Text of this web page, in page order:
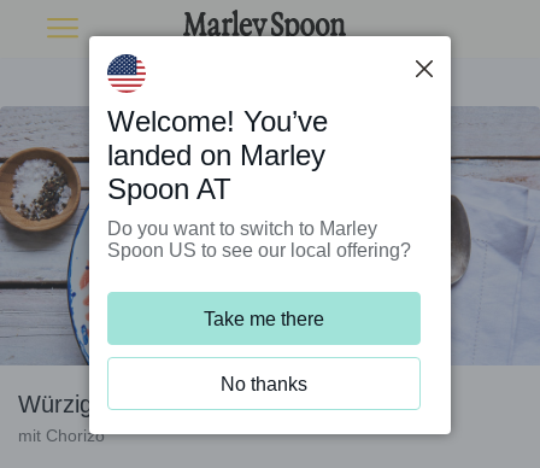
Würziger Linseneintopf
mit Chorizo
Welcome! You’ve
landed on Marley
Spoon AT
Do you want to switch to Marley
Spoon US to see our local offering?
Take me there
No thanks